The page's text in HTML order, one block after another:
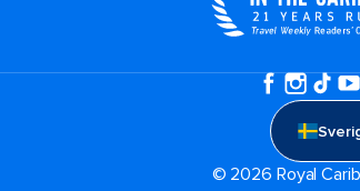
© 2026 Royal